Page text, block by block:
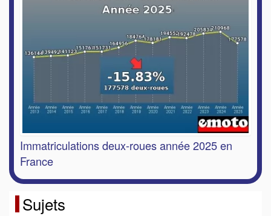
Immatriculations deux-roues année 2025 en
France
Sujets